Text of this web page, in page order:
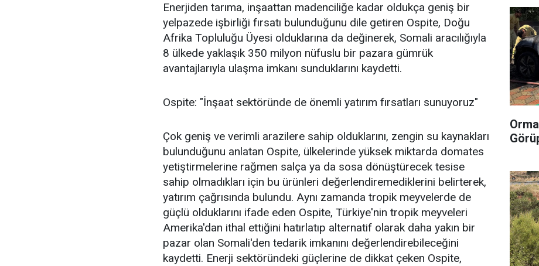
Enerjiden tarıma, inşaattan madenciliğe kadar oldukça geniş bir
yelpazede işbirliği fırsatı bulunduğunu dile getiren Ospite, Doğu
Afrika Topluluğu Üyesi olduklarına da değinerek, Somali aracılığıyla
8 ülkede yaklaşık 350 milyon nüfuslu bir pazara gümrük
avantajlarıyla ulaşma imkanı sunduklarını kaydetti.
Ospite: "İnşaat sektöründe de önemli yatırım fırsatları sunuyoruz"
Çok geniş ve verimli arazilere sahip olduklarını, zengin su kaynakları
bulunduğunu anlatan Ospite, ülkelerinde yüksek miktarda domates
yetiştirmelerine rağmen salça ya da sosa dönüştürecek tesise
sahip olmadıkları için bu ürünleri değerlendiremediklerini belirterek,
yatırım çağrısında bulundu. Aynı zamanda tropik meyvelerde de
güçlü olduklarını ifade eden Ospite, Türkiye'nin tropik meyveleri
Amerika'dan ithal ettiğini hatırlatıp alternatif olarak daha yakın bir
pazar olan Somali'den tedarik imkanını değerlendirebileceğini
kaydetti. Enerji sektöründeki güçlerine de dikkat çeken Ospite,